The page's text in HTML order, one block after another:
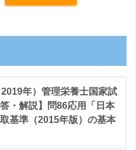
2019年）管理栄養士国家試
・解説】問86応用「日本
基準（2015年版）の基本